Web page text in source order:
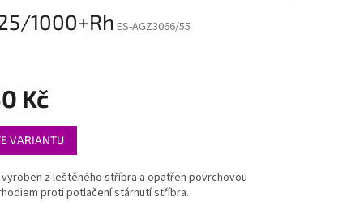
1000+Rh ES-AGZ3066/55
Kč
VARIANTU
z leštěného stříbra a opatřen povrchovou
proti potlačení stárnutí stříbra.